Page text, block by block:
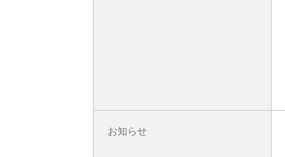
お知らせ